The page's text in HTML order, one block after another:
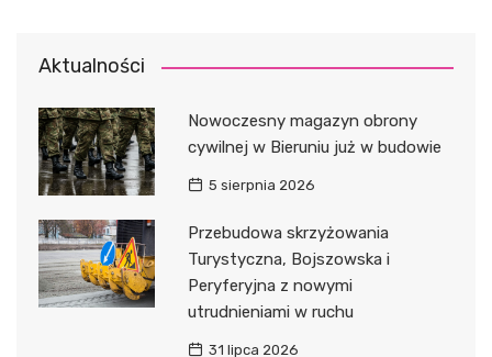
Aktualności
Nowoczesny magazyn obrony
cywilnej w Bieruniu już w budowie
5 sierpnia 2026
Przebudowa skrzyżowania
Turystyczna, Bojszowska i
Peryferyjna z nowymi
utrudnieniami w ruchu
31 lipca 2026